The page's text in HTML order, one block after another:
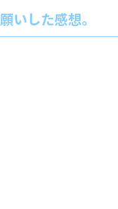
いした感想。